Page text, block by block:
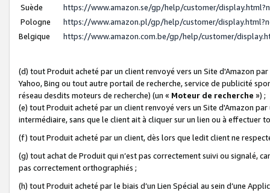
Suède
https://www.amazon.se/gp/help/customer/
Pologne
https://www.amazon.pl/gp/help/customer/
Belgique
https://www.amazon.com.be/gp/help/customer/
(d) tout Produit acheté par un client renvoyé vers un Site d'Amazon
Yahoo, Bing ou tout autre portail de recherche, service de publicité
réseau desdits moteurs de recherche) (un « Moteur de recherche ») ;
(e) tout Produit acheté par un client renvoyé vers un Site d'Amazon
intermédiaire, sans que le client ait à cliquer sur un lien ou à
(f) tout Produit acheté par un client, dès lors que ledit client ne
(g) tout achat de Produit qui n’est pas correctement suivi ou signalé,
pas correctement orthographiés ;
(h) tout Produit acheté par le biais d’un Lien Spécial au sein d’une